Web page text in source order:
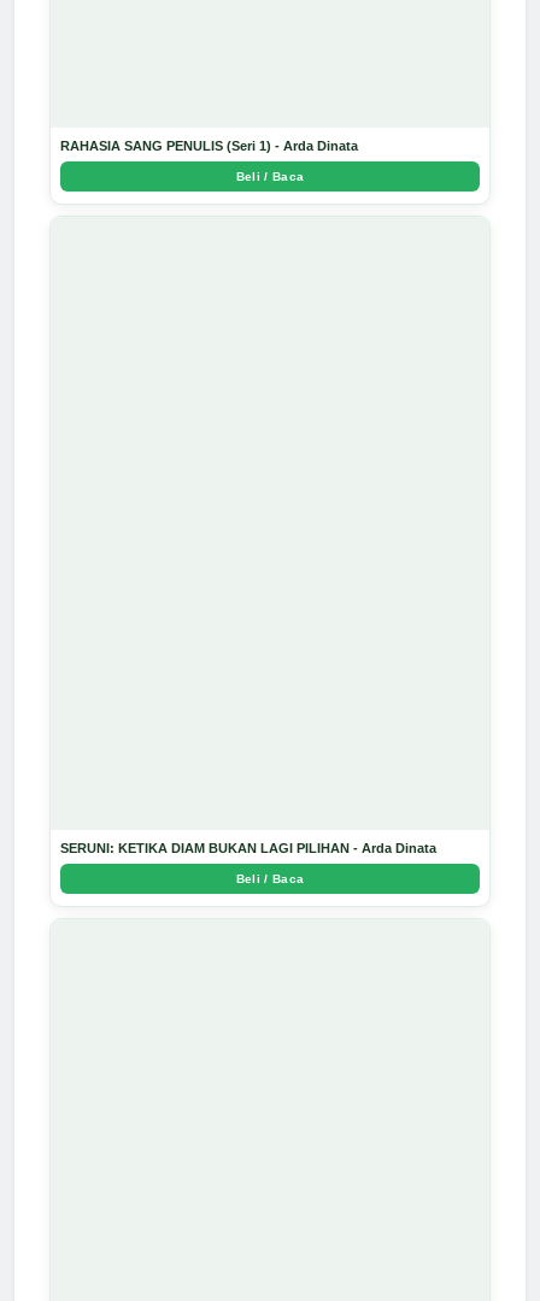
RAHASIA SANG PENULIS (Seri 1) - Arda Dinata
Beli / Baca
SERUNI: KETIKA DIAM BUKAN LAGI PILIHAN - Arda Dinata
Beli / Baca